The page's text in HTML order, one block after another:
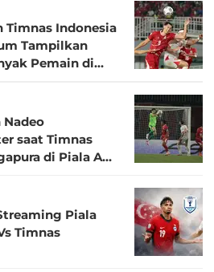
Timnas Indonesia
Tampilkan
Pemain di
saat Timnas
di Piala AFF
Piala
Timnas